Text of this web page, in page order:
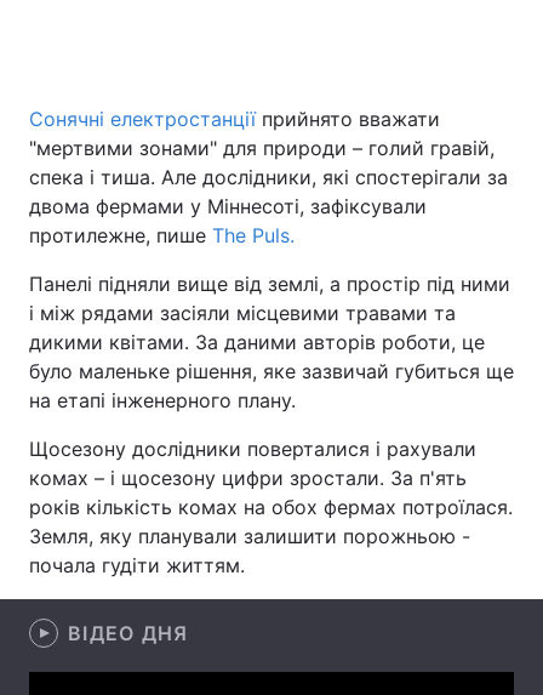
Україна Політика
Економіка Світ
Спорт Наука
Техно і зв'язок Лайт
Зброя Інциденти
Здоров'я Туризм
Цікавинки Погода
Екологія Регіони
Лонгріди
Відео з Youtube
Сонячні електростанції прийнято вважати
"мертвими зонами" для природи – голий гравій,
спека і тиша. Але дослідники, які спостерігали за
двома фермами у Міннесоті, зафіксували
протилежне, пише The Puls.
Панелі підняли вище від землі, а простір під ними
і між рядами засіяли місцевими травами та
дикими квітами. За даними авторів роботи, це
було маленьке рішення, яке зазвичай губиться ще
на етапі інженерного плану.
Щосезону дослідники поверталися і рахували
комах – і щосезону цифри зростали. За п'ять
років кількість комах на обох фермах потроїлася.
Земля, яку планували залишити порожньою -
почала гудіти життям.
ВІДЕО ДНЯ